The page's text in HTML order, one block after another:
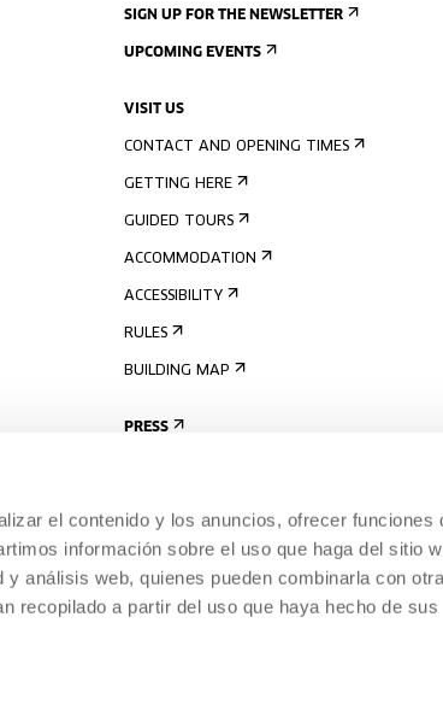
el contenido y los anuncios, ofrecer funciones
información sobre el uso que haga del sitio
análisis web, quienes pueden combinarla con otra
recopilado a partir del uso que haya hecho de sus
SIGN UP FOR THE NEWSLETTER
UPCOMING EVENTS
VISIT US
CONTACT AND OPENING TIMES
GETTING HERE
GUIDED TOURS
ACCOMMODATION
ACCESSIBILITY
RULES
BUILDING MAP
PRESS